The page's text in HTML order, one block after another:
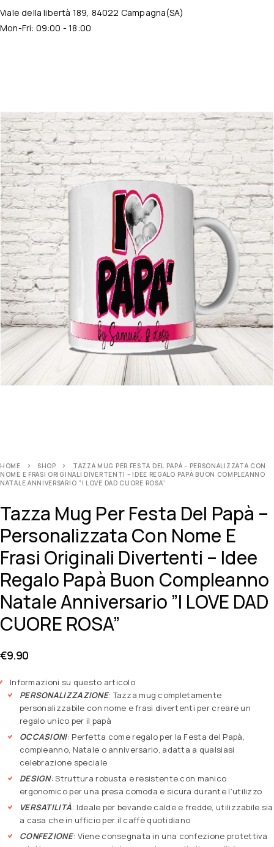
Viale della libertà 189, 84022 Campagna(SA)
Mon-Fri: 09:00 - 18:00
HOME SHOP
TAZZA MUG PER FESTA DEL PAPÀ – PERSONALIZZATA CON
NOME E FRASI ORIGINALI DIVERTENTI – IDEE REGALO PAPÀ BUON COMPLEANNO
NATALE ANNIVERSARIO ”I LOVE DAD CUORE ROSA”
Tazza Mug Per Festa Del Papà –
Personalizzata Con Nome E
Frasi Originali Divertenti – Idee
Regalo Papà Buon Compleanno
Natale Anniversario ”I LOVE DAD
CUORE ROSA”
€9.90
Informazioni su questo articolo
PERSONALIZZAZIONE: Tazza mug completamente
personalizzabile con nome e frasi divertenti per creare un
regalo unico per il papà
OCCASIONI: Perfetta come regalo per la Festa del Papà,
compleanno, Natale o anniversario, adatta a qualsiasi
celebrazione speciale
DESIGN: Struttura robusta e resistente con manico
ergonomico per una presa comoda e sicura durante l’utilizzo
VERSATILITÀ: Ideale per bevande calde e fredde, utilizzabile sia
a casa che in ufficio per il caffè quotidiano
CONFEZIONE: Viene consegnata in una confezione protettiva